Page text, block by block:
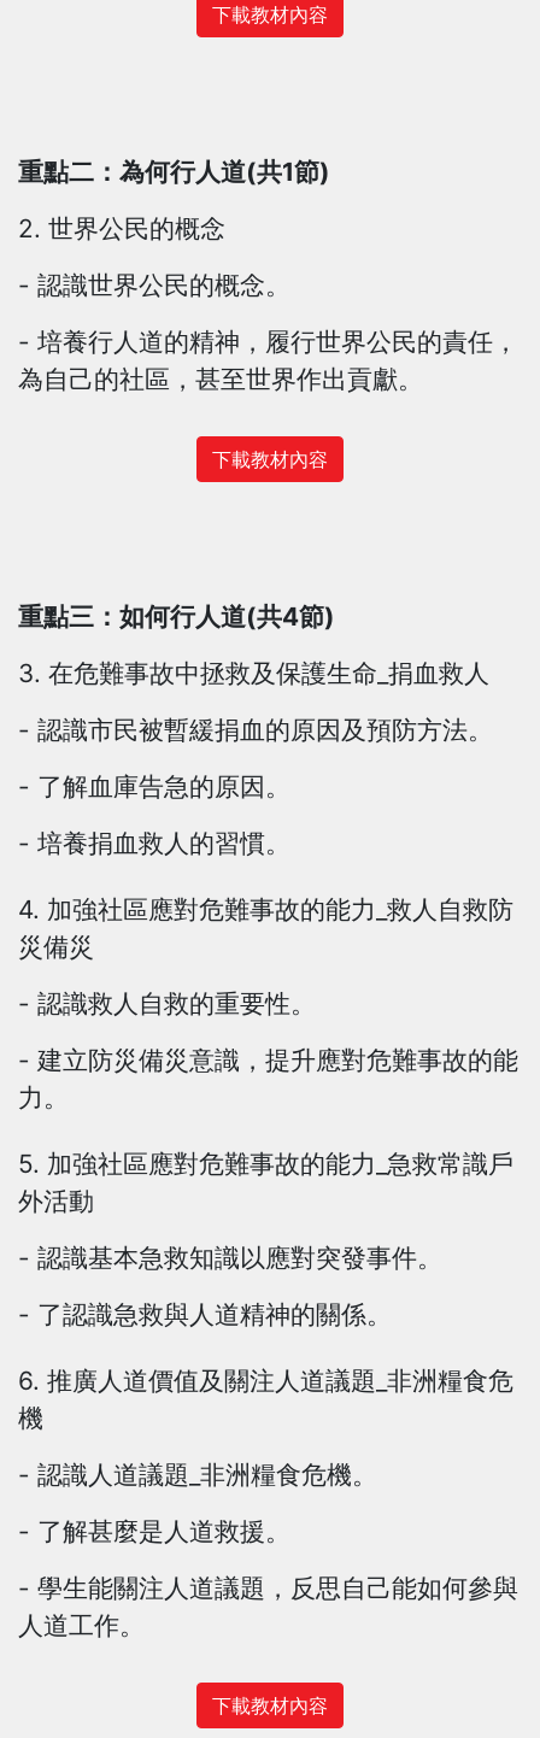
下載教材內容
重點二：為何行人道(共1節)
2. 世界公民的概念
- 認識世界公民的概念。
- 培養行人道的精神，履行世界公民的責任，
為自己的社區，甚至世界作出貢獻。
下載教材內容
重點三：如何行人道(共4節)
3. 在危難事故中拯救及保護生命_捐血救人
- 認識市民被暫緩捐血的原因及預防方法。
- 了解血庫告急的原因。
- 培養捐血救人的習慣。
4. 加強社區應對危難事故的能力_救人自救防
災備災
- 認識救人自救的重要性。
- 建立防災備災意識，提升應對危難事故的能
力。
5. 加強社區應對危難事故的能力_急救常識戶
外活動
- 認識基本急救知識以應對突發事件。
- 了認識急救與人道精神的關係。
6. 推廣人道價值及關注人道議題_非洲糧食危
機
- 認識人道議題_非洲糧食危機。
- 了解甚麼是人道救援。
- 學生能關注人道議題，反思自己能如何參與
人道工作。
下載教材內容